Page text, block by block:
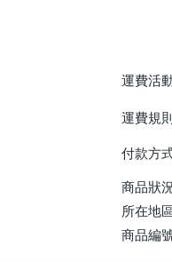
運費活
運費規
付款方
商品狀
所在地
商品編